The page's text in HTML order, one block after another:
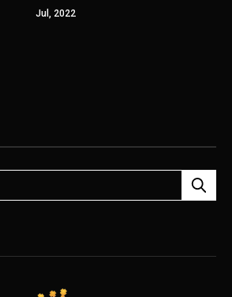
Jul, 2022